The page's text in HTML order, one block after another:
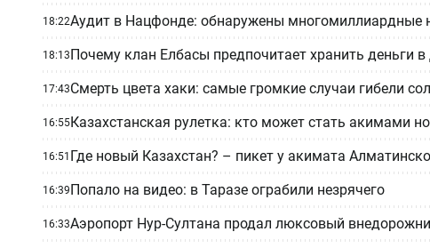
18:22Аудит в Нацфонде: обнаружены многомиллиардные
18:13Почему клан Елбасы предпочитает хранить деньги
17:43Смерть цвета хаки: самые громкие случаи гибели
16:55Казахстанская рулетка: кто может стать акимами
16:51 Где новый Казахстан? – пикет у акимата
16:39Попало на видео: в Таразе ограбили незрячего
16:33Аэропорт Нур-Султана продал люксовый